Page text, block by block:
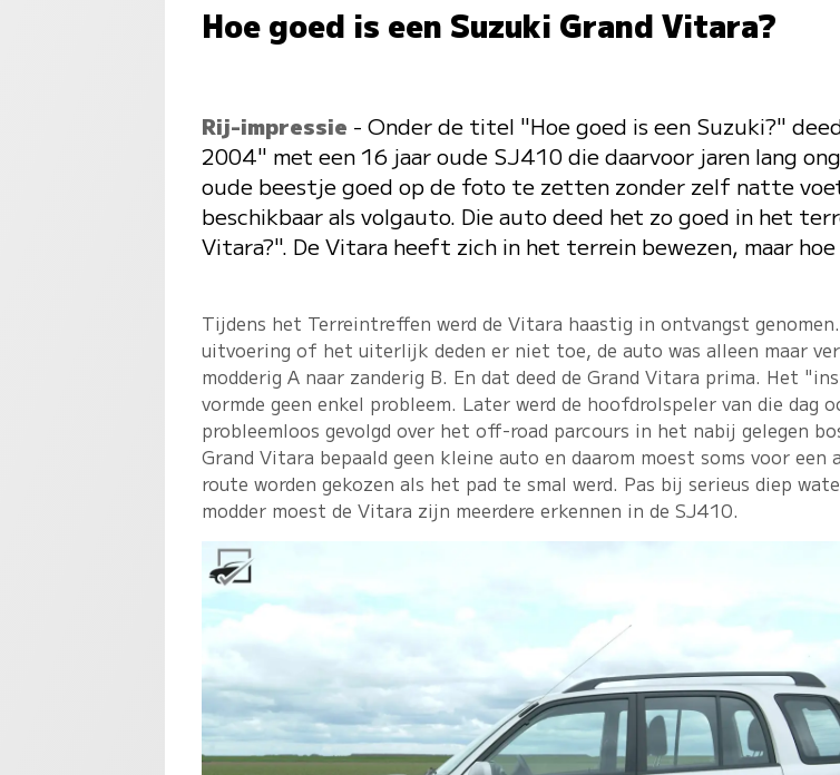
Hoe goed is een Suzuki Grand Vitara?
Rij-impressie - Onder de titel "Hoe goed is een Suzuki?"
2004" met een 16 jaar oude SJ410 die daarvoor jaren lang
oude beestje goed op de foto te zetten zonder zelf natte
beschikbaar als volgauto. Die auto deed het zo goed in het
Vitara?". De Vitara heeft zich in het terrein bewezen, maar
Tijdens het Terreintreffen werd de Vitara haastig in ontvangst
uitvoering of het uiterlijk deden er niet toe, de auto was alleen maar
modderig A naar zanderig B. En dat deed de Grand Vitara prima. Het
vormde geen enkel probleem. Later werd de hoofdrolspeler van die dag
probleemloos gevolgd over het off-road parcours in het nabij gelegen
Grand Vitara bepaald geen kleine auto en daarom moest soms voor een
route worden gekozen als het pad te smal werd. Pas bij serieus diep
modder moest de Vitara zijn meerdere erkennen in de SJ410.